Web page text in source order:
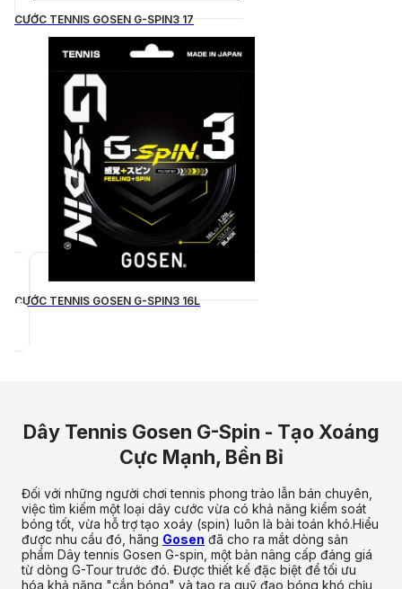
CƯỚC TENNIS GOSEN G-SPIN3 17
CƯỚC TENNIS GOSEN G-SPIN3 16L
Dây Tennis Gosen G-Spin - Tạo Xoáng
Cực Mạnh, Bền Bỉ
Đối với những người chơi tennis phong trào lẫn bán chuyên,
việc tìm kiếm một loại dây cước vừa có khả năng kiểm soát
bóng tốt, vừa hỗ trợ tạo xoáy (spin) luôn là bài toán khó.Hiểu
được nhu cầu đó, hãng Gosen đã cho ra mắt dòng sản
phẩm Dây tennis Gosen G-spin, một bản nâng cấp đáng giá
từ dòng G-Tour trước đó. Được thiết kế đặc biệt để tối ưu
hóa khả năng "cắn bóng" và tạo ra quỹ đạo bóng khó chịu